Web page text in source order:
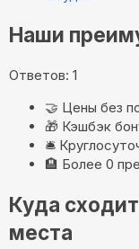
Наши
Ответов: 1
🤝 Цены без
🎁 Кэшбэк
🛎️
🏨 Более 0
Куда
места